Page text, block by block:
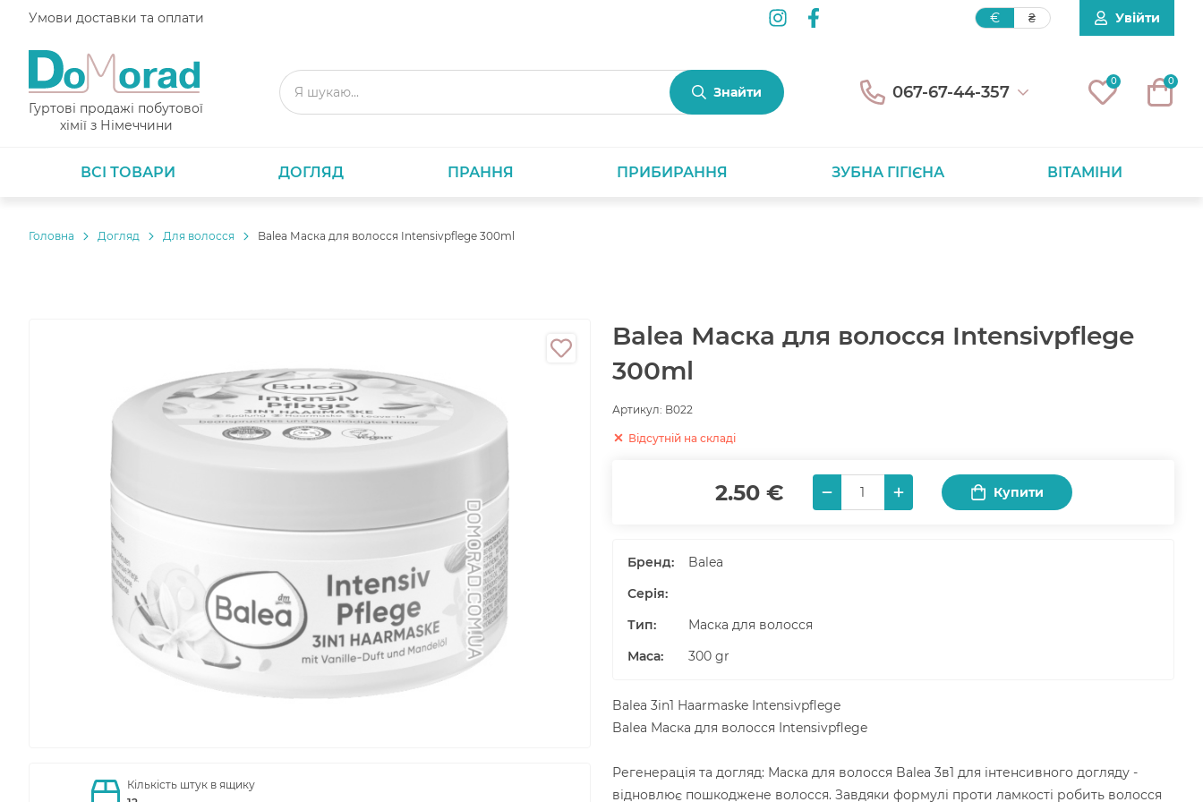
Умови доставки та оплати € ₴ Увійти
Гуртові продажі побутової
хімії з Німеччини
Знайти 067-67-44-357
0 0
ВСІ ТОВАРИ ДОГЛЯД ПРАННЯ ПРИБИРАННЯ ЗУБНА ГІГІЄНА ВІТАМІНИ
Головнa Догляд Для волосся Balea Маска для волосся Intensivpflege 300ml
Кількість штук в ящику
Balea Маска для волосся Intensivpflege
300ml
Артикул: B022
Відсутній на складі
2.50 € Купити
Бренд:
Balea
Серія:
Тип:
Маска для волосся
Маса: 300 gr
Balea 3in1 Haarmaske Intensivpflege
Balea Маска для волосся Intensivpflege
Регенерація та догляд: Маска для волосся Balea 3в1 для інтенсивного догляду -
відновлює пошкоджене волосся. Завдяки формулі проти ламкості робить волосся